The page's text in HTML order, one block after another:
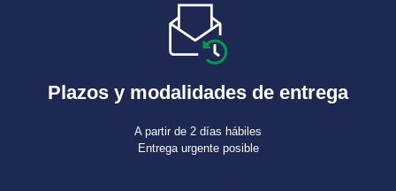
Plazos y modalidades de entrega
A partir de 2 días hábiles
Entrega urgente posible